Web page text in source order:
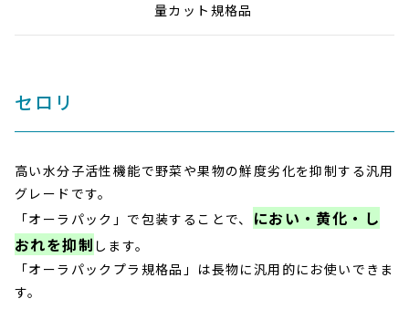
量カット規格品
セロリ
高い水分子活性機能で野菜や果物の鮮度劣化を抑制する汎用
グレードです。
「オーラパック」で包装することで、
におい・黄化・し
おれを抑制 します。
「オーラパックプラ規格品」は長物に汎用的にお使いできま
す。